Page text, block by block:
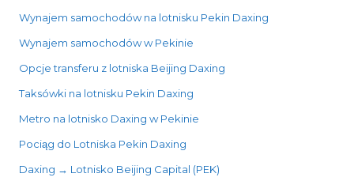
Wynajem samochodów na lotnisku Pekin Daxing
Wynajem samochodów w Pekinie
Opcje transferu z lotniska Beijing Daxing
Taksówki na lotnisku Pekin Daxing
Metro na lotnisko Daxing w Pekinie
Pociąg do Lotniska Pekin Daxing
Daxing → Lotnisko Beijing Capital (PEK)